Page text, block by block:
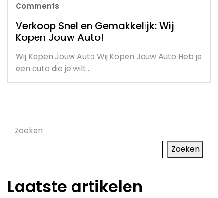
Comments
Verkoop Snel en Gemakkelijk: Wij
Kopen Jouw Auto!
Wij Kopen Jouw Auto Wij Kopen Jouw Auto Heb je
een auto die je wilt…
Zoeken
Zoeken
Laatste artikelen